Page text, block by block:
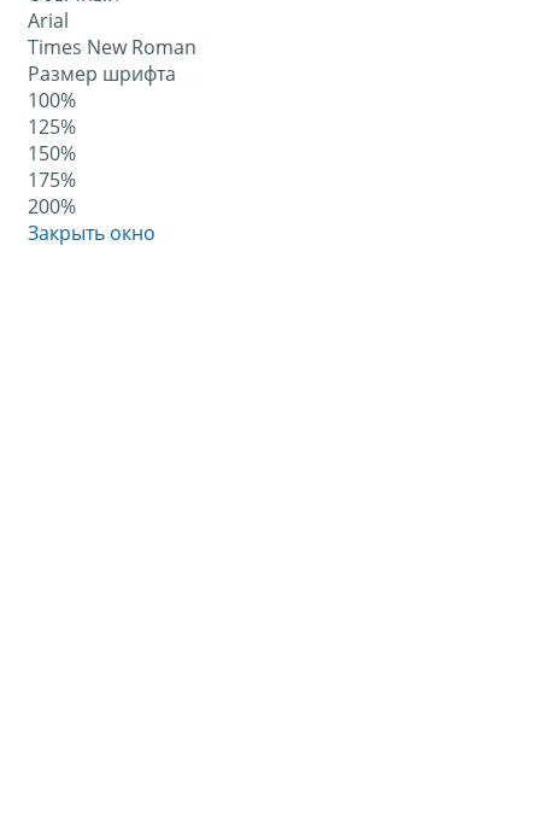
Arial
Times New Roman
Размер шрифта
100%
125%
150%
175%
200%
Закрыть окно